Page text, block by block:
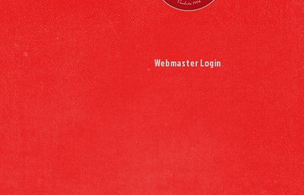
Webmaster Login